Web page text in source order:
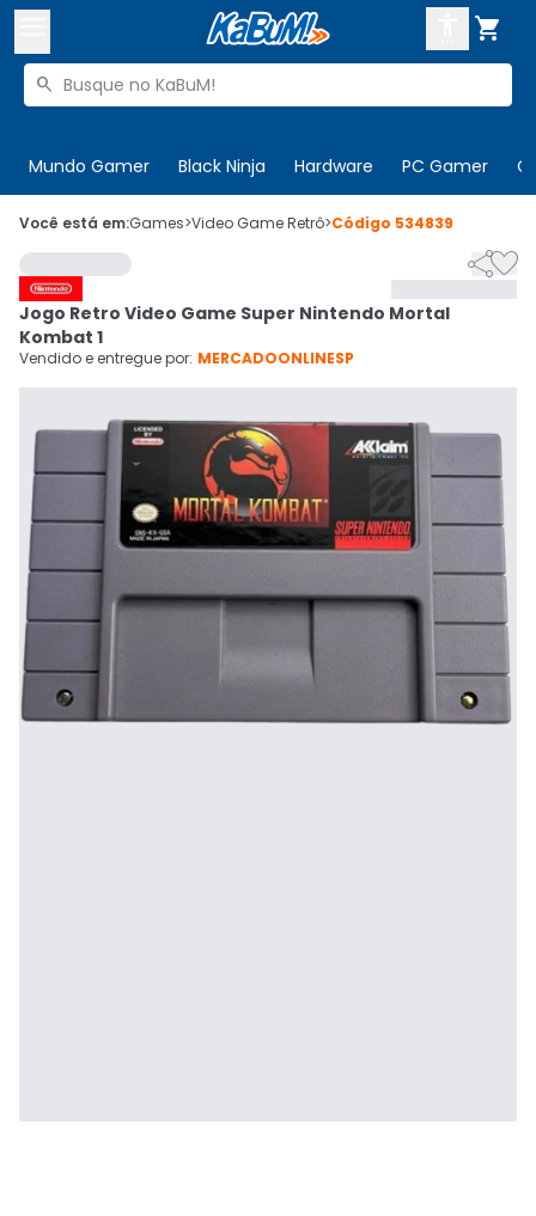

Buscar produtos

Mundo Gamer Black Ninja Hardware PC Gamer
 Olá. Acesse sua conta
 Departamentos
Cupons
Ativar tradutor em libras
CADASTRE-SE
Você está em:Games>Video Game Retrô>Código 534839

Jogo Retro Video Game Super Nintendo Mortal
Kombat 1
Vendido e entregue por: MERCADOONLINESP